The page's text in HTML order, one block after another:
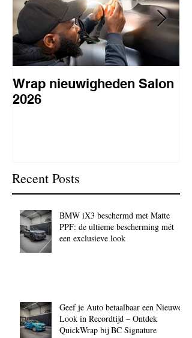
Wrap nieuwigheden Salon
2026
Recent Posts
BMW iX3 beschermd met Matte
PPF: de ultieme bescherming mét
een exclusieve look
Geef je Auto betaalbaar een Nieuwe
Look in Recordtijd – Ontdek
QuickWrap bij BC Signature